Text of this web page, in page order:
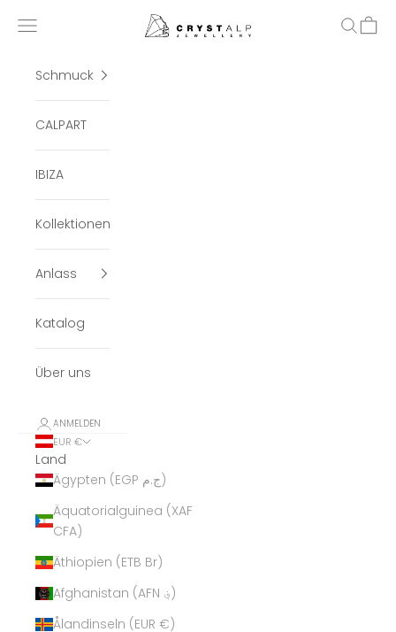
crystalpjewelry
Menü Suchen
Schmuck
CALPART
IBIZA
Kollektionen
Anlass
Katalog
Über uns
ANMELDEN
EUR €
Land
Ägypten (EGP ج.م)
Äquatorialguinea (XAF
CFA)
Äthiopien (ETB Br)
Afghanistan (AFN ؋)
Ålandinseln (EUR €)